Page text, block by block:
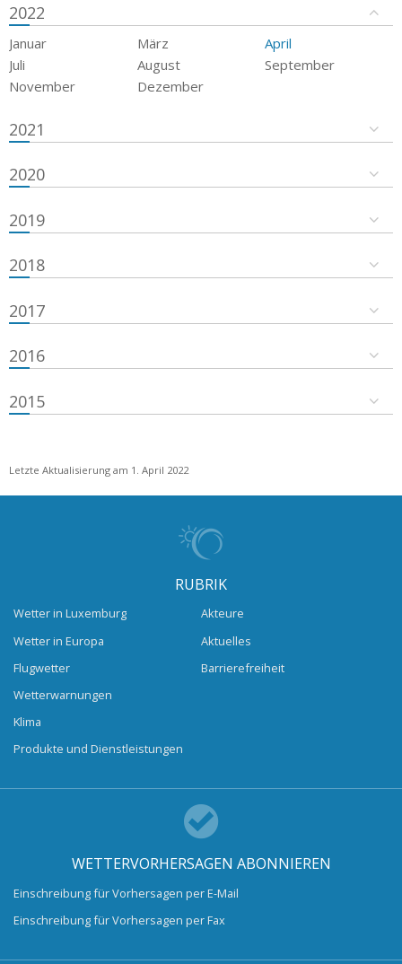
2022
Januar März
April
Juli
August
September
November
Dezember
2021
2020
2019
2018
2017
2016
2015
Letzte Aktualisierung am 1. April 2022
RUBRIK
Wetter in Luxemburg
Wetter in Europa
Flugwetter
Wetterwarnungen
Klima
Produkte und Dienstleistungen
Akteure
Aktuelles
Barrierefreiheit
WETTERVORHERSAGEN ABONNIEREN
Einschreibung für Vorhersagen per E-Mail
Einschreibung für Vorhersagen per Fax